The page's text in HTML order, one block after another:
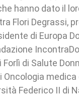
hanno dato il
Flori Degrassi,
di Europa
di Salute
medica
Federico II di